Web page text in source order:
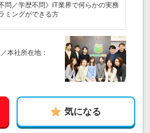
問／学歴不問》IT業界で何らかの実務
ミングができる方
本社所在地：
気になる